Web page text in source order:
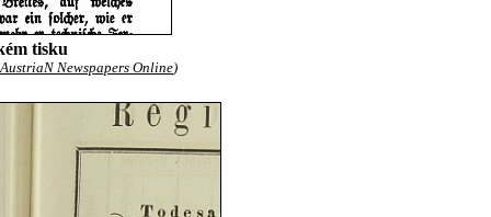
tisku
Newspapers Online)